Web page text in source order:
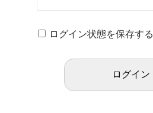
ログイン状態を保存する